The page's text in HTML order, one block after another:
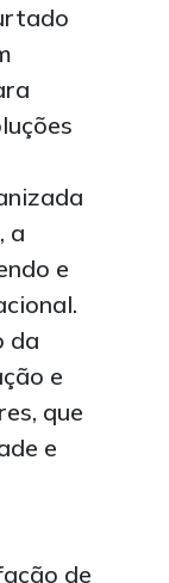
a
e
da
e
que
e
de